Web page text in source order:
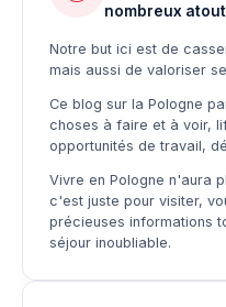
nombreux
Notre but ici est de
mais aussi de valoriser
Ce blog sur la Pologne
choses à faire et à voir,
opportunités de travail,
Vivre en Pologne n'aura
c'est juste pour visiter,
précieuses informations
séjour inoubliable.